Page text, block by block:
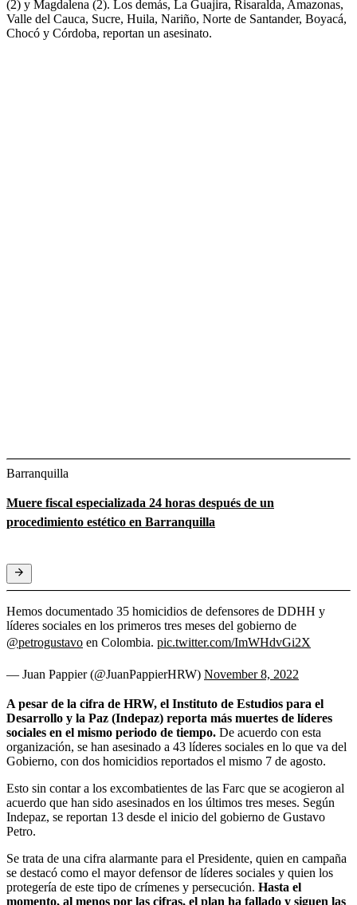
(2) y Magdalena (2). Los demás, La Guajira, Risaralda, Amazonas,
Valle del Cauca, Sucre, Huila, Nariño, Norte de Santander, Boyacá,
Chocó y Córdoba, reportan un asesinato.
Barranquilla
Muere fiscal especializada 24 horas después de un
procedimiento estético en Barranquilla
Hemos documentado 35 homicidios de defensores de DDHH y
líderes sociales en los primeros tres meses del gobierno de
@petrogustavo en Colombia. pic.twitter.com/ImWHdvGi2X
— Juan Pappier (@JuanPappierHRW) November 8, 2022
A pesar de la cifra de HRW, el Instituto de Estudios para el
Desarrollo y la Paz (Indepaz) reporta más muertes de líderes
sociales en el mismo periodo de tiempo. De acuerdo con esta
organización, se han asesinado a 43 líderes sociales en lo que va del
Gobierno, con dos homicidios reportados el mismo 7 de agosto.
Esto sin contar a los excombatientes de las Farc que se acogieron al
acuerdo que han sido asesinados en los últimos tres meses. Según
Indepaz, se reportan 13 desde el inicio del gobierno de Gustavo
Petro.
Se trata de una cifra alarmante para el Presidente, quien en campaña
se destacó como el mayor defensor de líderes sociales y quien los
protegería de este tipo de crímenes y persecución. Hasta el
momento, al menos por las cifras, el plan ha fallado y siguen las